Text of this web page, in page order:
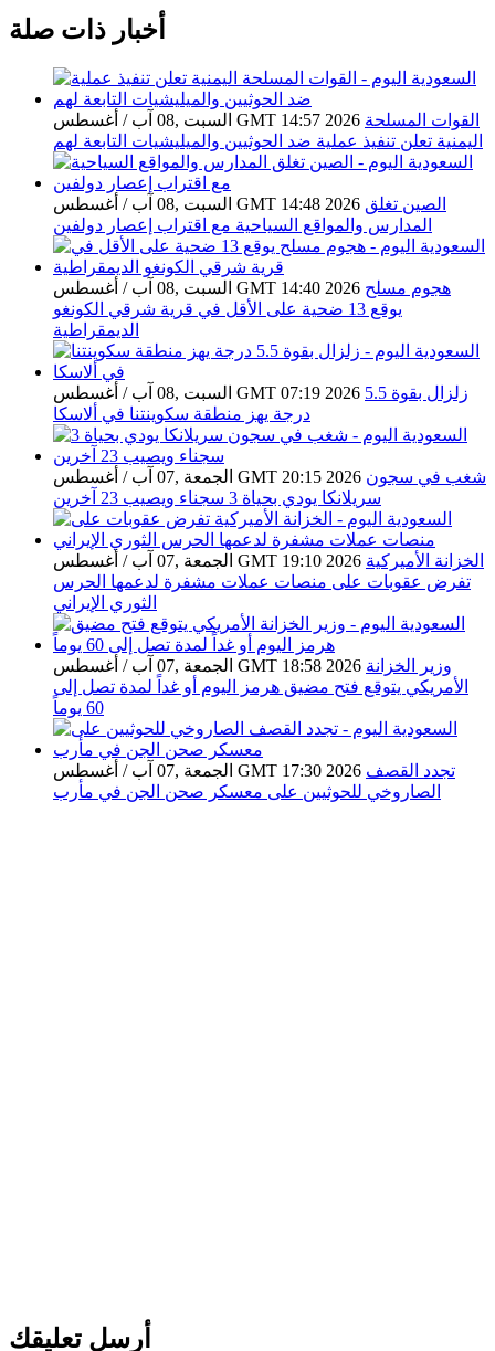
أخبار ذات صلة
السبت ,08 آب / أغسطس GMT 14:57 2026 القوات المسلحة
اليمنية تعلن تنفيذ عملية ضد الحوثيين والميليشيات التابعة لهم
السبت ,08 آب / أغسطس GMT 14:48 2026 الصين تغلق
المدارس والمواقع السياحية مع اقتراب إعصار دولفين
السبت ,08 آب / أغسطس GMT 14:40 2026 هجوم مسلح
يوقع 13 ضحية على الأقل في قرية شرقي الكونغو
الديمقراطية
السبت ,08 آب / أغسطس GMT 07:19 2026 زلزال بقوة 5.5
درجة يهز منطقة سكوينتنا في ألاسكا
الجمعة ,07 آب / أغسطس GMT 20:15 2026 شغب في سجون
سريلانكا يودي بحياة 3 سجناء ويصيب 23 آخرين
الجمعة ,07 آب / أغسطس GMT 19:10 2026 الخزانة الأميركية
تفرض عقوبات على منصات عملات مشفرة لدعمها الحرس
الثوري الإيراني
الجمعة ,07 آب / أغسطس GMT 18:58 2026 وزير الخزانة
الأمريكي يتوقع فتح مضيق هرمز اليوم أو غداً لمدة تصل إلى
60 يوماً
الجمعة ,07 آب / أغسطس GMT 17:30 2026 تجدد القصف
الصاروخي للحوثيين على معسكر صحن الجن في مأرب
أرسل تعليقك